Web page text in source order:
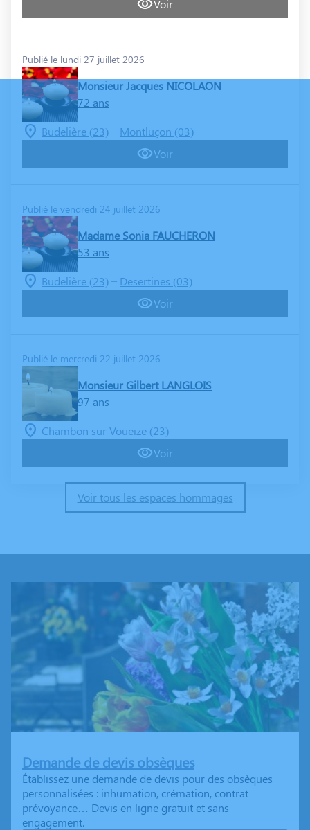
Voir
Publié le lundi 27 juillet 2026
Monsieur Jacques NICOLAON
72 ans
Budelière (23)– Montluçon (03)
Voir
Publié le vendredi 24 juillet 2026
Madame Sonia FAUCHERON
53 ans
Budelière (23)– Desertines (03)
Voir
Publié le mercredi 22 juillet 2026
Monsieur Gilbert LANGLOIS
97 ans
Chambon sur Voueize (23)
Voir
Voir tous les espaces hommages
Demande de devis obsèques
Établissez une demande de devis pour des obsèques
personnalisées : inhumation, crémation, contrat
prévoyance… Devis en ligne gratuit et sans
engagement.